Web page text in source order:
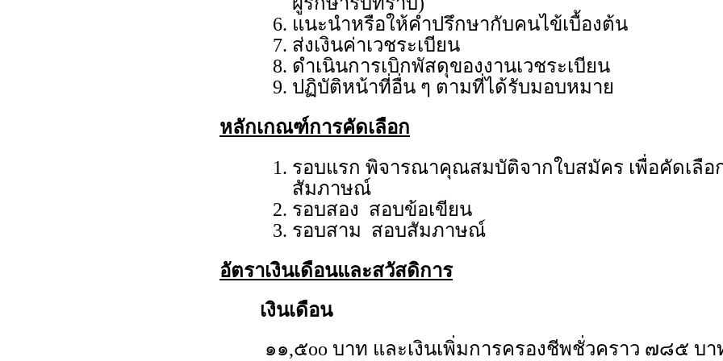
แนะนำหรือให้คำปรึกษากับคนไข้เบื้องต้น
ส่งเงินค่าเวชระเบียน
ดำเนินการเบิกพัสดุของงานเวชระเบียน
ปฏิบัติหน้าที่อื่น ๆ ตามที่ได้รับมอบหมาย
หลักเกณฑ์การคัดเลือก
รอบแรก พิจารณาคุณสมบัติจากใบสมัคร เพื่อคัดเลือ
สัมภาษณ์
รอบสอง สอบข้อเขียน
รอบสาม สอบสัมภาษณ์
อัตราเงินเดือนและสวัสดิการ
เงินเดือน
๑๑,๕oo บาท และเงินเพิ่มการครองชีพชั่วคราว ๗๘๕ บา